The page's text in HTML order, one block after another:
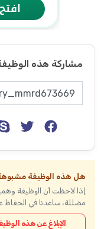
مشاركة هذه
هل هذه الوظيفة
إذا لاحظت أن الوظيفة
مضللة، ساعدنا في الحفاظ
الإبلاغ عن هذه